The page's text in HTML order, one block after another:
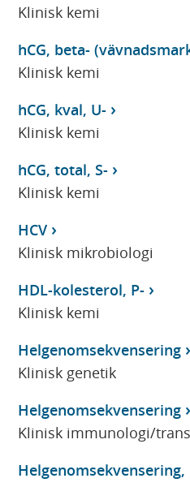
Klinisk kemi
hCG, beta-
Klinisk kemi
hCG, kval, U-
Klinisk kemi
hCG, total, S-
Klinisk kemi
HCV
Klinisk mikrobiologi
HDL-kolesterol, P-
Klinisk kemi
Helgenomsekvensering
Klinisk genetik
Helgenomsekvensering
Klinisk immunologi/